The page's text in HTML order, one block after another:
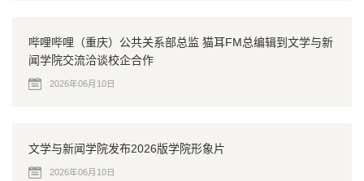
哔哩哔哩（重庆）公共关系部总监 猫耳FM总编辑到文学与新
闻学院交流洽谈校企合作
2026年06月10日
文学与新闻学院发布2026版学院形象片
2026年06月10日